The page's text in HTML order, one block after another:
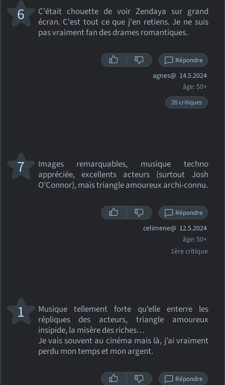
C'était chouette de voir Zendaya sur grand
écran. C'est tout ce que j'en retiens. Je ne suis
pas vraiment fan des drames romantiques.
6
Répondre
agnes@ 14.5.2024
âge: 50+
28 critiques
Images remarquables, musique techno
appréciée, excellents acteurs (surtout Josh
O’Connor), mais triangle amoureux archi-connu.
7
Répondre
celimene@ 12.5.2024
âge: 50+
1ère critique
Musique tellement forte qu’elle enterre les
répliques des acteurs, triangle amoureux
insipide, la misère des riches…
Je vais souvent au cinéma mais là, j’ai vraiment
perdu mon temps et mon argent.
1
Répondre